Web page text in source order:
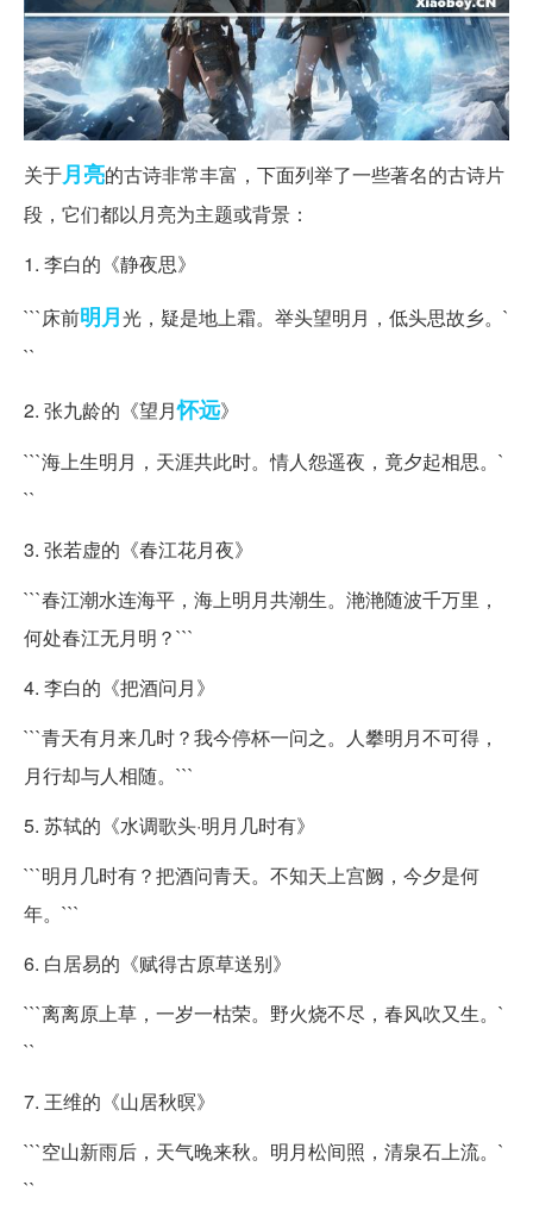
关于月亮的古诗非常丰富，下面列举了一些著名的古诗片
段，它们都以月亮为主题或背景：
1. 李白的《静夜思》
```床前明月光，疑是地上霜。举头望明月，低头思故乡。`
``
2. 张九龄的《望月怀远》
```海上生明月，天涯共此时。情人怨遥夜，竟夕起相思。`
``
3. 张若虚的《春江花月夜》
```春江潮水连海平，海上明月共潮生。滟滟随波千万里，
何处春江无月明？```
4. 李白的《把酒问月》
```青天有月来几时？我今停杯一问之。人攀明月不可得，
月行却与人相随。```
5. 苏轼的《水调歌头·明月几时有》
```明月几时有？把酒问青天。不知天上宫阙，今夕是何
年。```
6. 白居易的《赋得古原草送别》
```离离原上草，一岁一枯荣。野火烧不尽，春风吹又生。`
``
7. 王维的《山居秋暝》
```空山新雨后，天气晚来秋。明月松间照，清泉石上流。`
``